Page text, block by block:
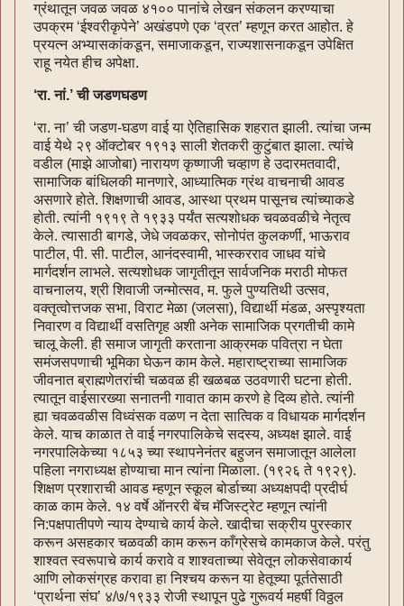
ग्रंथातून जवळ जवळ ४१०० पानांचे लेखन संकलन करण्याचा
उपक्रम ‘ईश्वरीकृपेने’ अखंडपणे एक ‘व्रत’ म्हणून करत आहोत. हे
प्रयत्न अभ्यासकांकडून, समाजाकडून, राज्यशासनाकडून उपेक्षित
राहू नयेत हीच अपेक्षा.
‘रा. नां.’ ची जडणघडण
‘रा. ना’ ची जडण-घडण वाई या ऐतिहासिक शहरात झाली. त्यांचा जन्म
वाई येथे २९ ऑक्टोबर १९१३ साली शेतकरी कुटुंबात झाला. त्यांचे
वडील (माझे आजोबा) नारायण कृष्णाजी चव्हाण हे उदारमतवादी,
सामाजिक बांधिलकी मानणारे, आध्यात्मिक ग्रंथ वाचनाची आवड
असणारे होते. शिक्षणाची आवड, आस्था प्रथम पासूनच त्यांच्याकडे
होती. त्यांनी १९१९ ते १९३३ पर्यंत सत्यशोधक चवळवळीचे नेतृत्व
केले. त्यासाठी बागडे, जेधे जवळकर, सोनोपंत कुलकर्णी, भाऊराव
पाटील, पी. सी. पाटील, आनंदस्वामी, भास्करराव जाधव यांचे
मार्गदर्शन लाभले. सत्यशोधक जागृतीतून सार्वजनिक मराठी मोफत
वाचनालय, श्री शिवाजी जन्मोत्सव, म. फुले पुण्यतिथी उत्सव,
वक्तृत्वोत्तजक सभा, विराट मेळा (जलसा), विद्यार्थी मंडळ, अस्पृश्यता
निवारण व विद्यार्थी वसतिगृह अशी अनेक सामाजिक प्रगतीची कामे
चालू केली. ही समाज जागृती करताना आक्रमक पवित्रा न घेता
समंजसपणाची भूमिका घेऊन काम केले. महाराष्ट्राच्या सामाजिक
जीवनात ब्राह्मणेतरांची चळवळ ही खळबळ उठवणारी घटना होती.
त्यातून वाईसारख्या सनातनी गावात काम करणे हे दिव्य होते. त्यांनी
ह्या चवळवळीस विध्वंसक वळण न देता सात्विक व विधायक मार्गदर्शन
केले. याच काळात ते वाई नगरपालिकेचे सदस्य, अध्यक्ष झाले. वाई
नगरपालिकेच्या १८५३ च्या स्थापनेनंतर बहुजन समाजातून आलेला
पहिला नगराध्यक्ष होण्याचा मान त्यांना मिळाला. (१९२६ ते १९२९).
शिक्षण प्रशाराची आवड म्हणून स्कूल बोर्डाच्या अध्यक्षपदी प्रदीर्घ
काळ काम केले. १४ वर्षे ऑनररी बेंच मॅजिस्ट्रेट म्हणून त्यांनी
नि:पक्षपातीपणे न्याय देण्याचे कार्य केले. खादीचा सक्रीय पुरस्कार
करून असहकार चळवळी काम करून काँग्रेसचे कामकाज केले. परंतु
शाश्वत स्वरूपाचे कार्य करावे व शाश्वताच्या सेवेतून लोकसेवाकार्य
आणि लोकसंग्रह करावा हा निश्चय करून या हेतूच्या पूर्ततेसाठी
‘प्रार्थना संघ’ ४/७/१९३३ रोजी स्थापून पुढे गुरूवर्य महर्षी विठ्ठल